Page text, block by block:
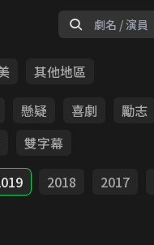
其他地區
懸疑 喜劇 勵志
雙字幕
2018 2017